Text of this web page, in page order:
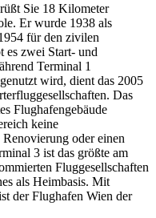
Sie 18 Kilometer
Er wurde 1938 als
für den zivilen
es zwei Start- und
Terminal 1
wird, dient das 2005
Das
Flughafengebäude
keine
Renovierung oder einen
3 ist das größte am
Fluggesellschaften
als Heimbasis. Mit
der Flughafen Wien der